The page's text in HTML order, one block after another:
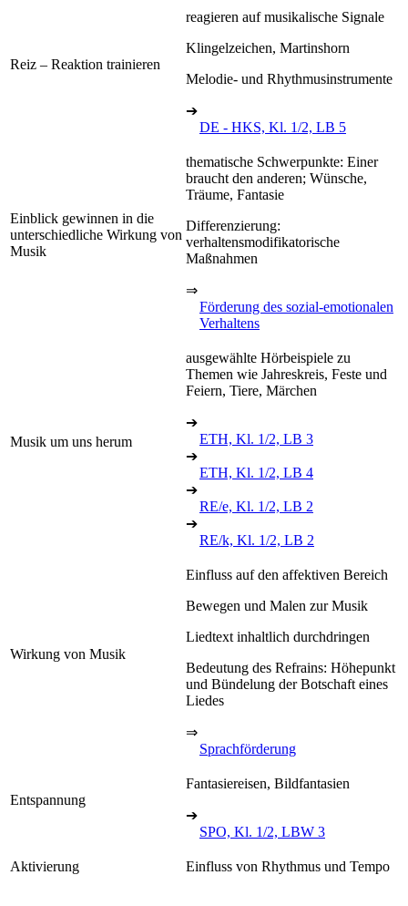
Reiz – Reaktion trainieren
reagieren auf musikalische Signale
Klingelzeichen, Martinshorn
Melodie- und Rhythmusinstrumente
➔
DE - HKS, Kl. 1/2, LB 5
Einblick gewinnen in die
unterschiedliche Wirkung von
Musik
thematische Schwerpunkte: Einer
braucht den anderen; Wünsche,
Träume, Fantasie
Differenzierung:
verhaltensmodifikatorische
Maßnahmen
⇒
Förderung des sozial-emotionalen
Verhaltens
Musik um uns herum
ausgewählte Hörbeispiele zu
Themen wie Jahreskreis, Feste und
Feiern, Tiere, Märchen
➔
ETH, Kl. 1/2, LB 3
➔
ETH, Kl. 1/2, LB 4
➔
RE/e, Kl. 1/2, LB 2
➔
RE/k, Kl. 1/2, LB 2
Wirkung von Musik
Einfluss auf den affektiven Bereich
Bewegen und Malen zur Musik
Liedtext inhaltlich durchdringen
Bedeutung des Refrains: Höhepunkt
und Bündelung der Botschaft eines
Liedes
⇒
Sprachförderung
Entspannung
Fantasiereisen, Bildfantasien
➔
SPO, Kl. 1/2, LBW 3
Aktivierung Einfluss von Rhythmus und Tempo